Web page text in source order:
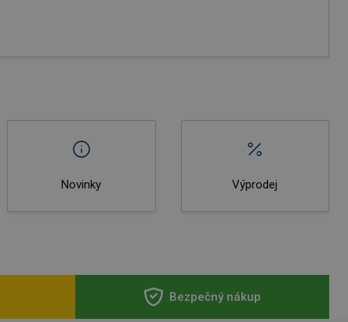
Novinky Výprodej
Bezpečný nákup